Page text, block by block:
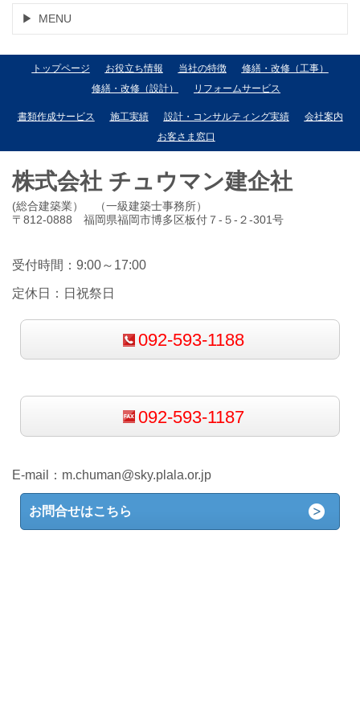
MENU
トップページ お役立ち情報 当社の特徴
修繕・改修（工事）
修繕・改修（設計）
リフォームサービス
書類作成サービス 施工実績 設計・コンサルティング実績
会社案内
お客さま窓口
株式会社 チュウマン建企社
(総合建築業） （一級建築士事務所）
〒812-0888 福岡県福岡市博多区板付７-５-２-301号
受付時間：9:00～17:00
定休日：日祝祭日
092-593-1188
092-593-1187
E-mail： m.chuman@sky.plala.or.jp
お問合せはこちら